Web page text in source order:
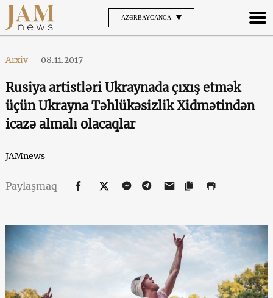
AZƏRBAYCANCA
Arxiv - 08.11.2017
Rusiya artistləri Ukraynada çıxış etmək
üçün Ukrayna Təhlükəsizlik Xidmətindən
icazə almalı olacaqlar
JAMnews
Paylaşmaq